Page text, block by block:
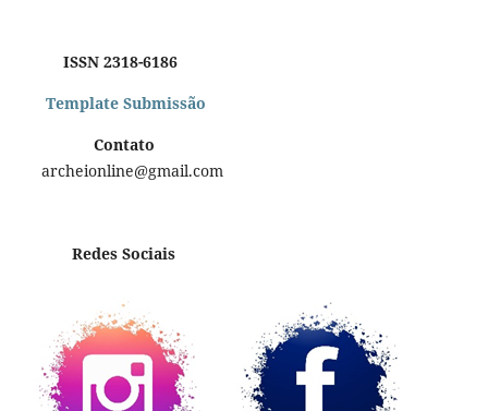
ISSN 2318-6186
Template Submissão
Contato
archeionline@gmail.com
Redes Sociais